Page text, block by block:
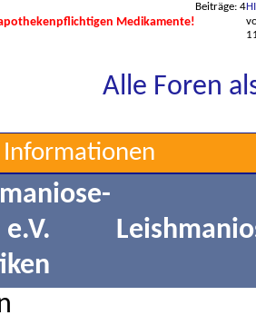
Medikamente!
Beiträge: 4
Alle Foren